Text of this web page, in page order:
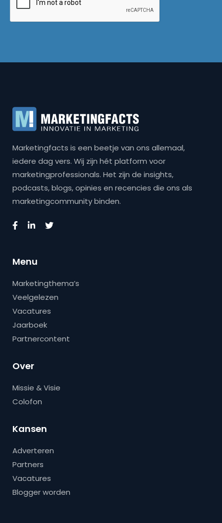
Marketingfacts is een beetje van ons allemaal,
iedere dag vers. Wij zijn hét platform voor
marketingprofessionals. Het zijn de insights,
podcasts, blogs, opinies en recencies die ons als
marketingcommunity binden.
Menu
Marketingthema’s
Veelgelezen
Vacatures
Jaarboek
Partnercontent
Over
Missie & Visie
Colofon
Kansen
Adverteren
Partners
Vacatures
Blogger worden